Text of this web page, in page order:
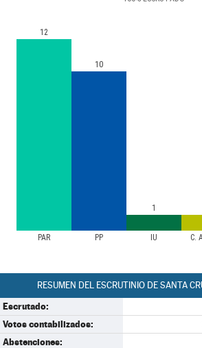
PAR PP IU C.
12
10
1
RESUMEN DEL ESCRUTINIO DE SANTA
Escrutado:
Votos contabilizados:
Abstenciones: